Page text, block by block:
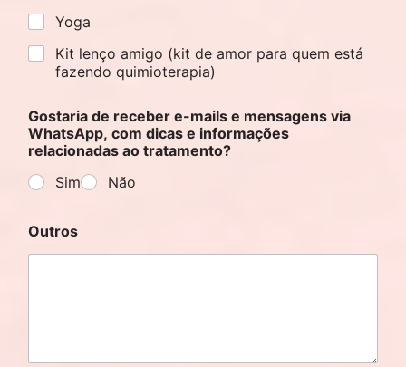
Yoga
Kit lenço amigo (kit de amor para quem está
fazendo quimioterapia)
Gostaria de receber e-mails e mensagens via
WhatsApp, com dicas e informações
relacionadas ao tratamento?
Sim
Não
Outros